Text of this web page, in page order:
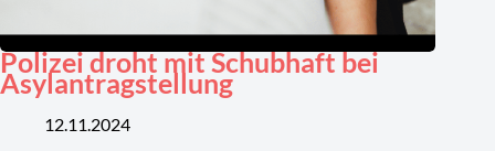
Polizei droht mit Schubhaft bei
Asylantragstellung
12.11.2024